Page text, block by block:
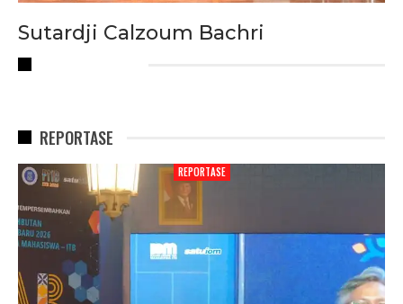
Sutardji Calzoum Bachri
REPORTASE
REPORTASE